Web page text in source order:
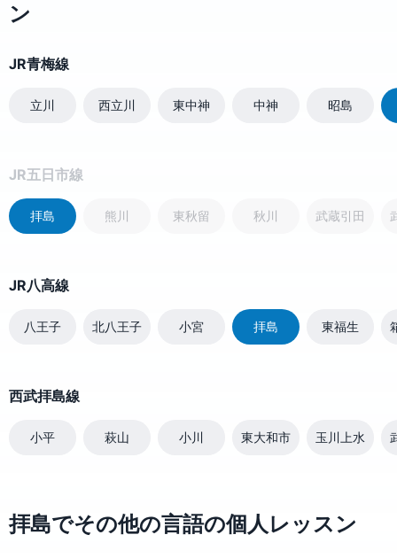
ン
JR青梅線
立川 西立川 東中神 中神 昭島
JR五日市線
拝島 熊川 東秋留 秋川 武蔵引田
JR八高線
八王子 北八王子 小宮 拝島 東福生
西武拝島線
小平 萩山 小川 東大和市 玉川上水
拝島でその他の言語の個人レッスン